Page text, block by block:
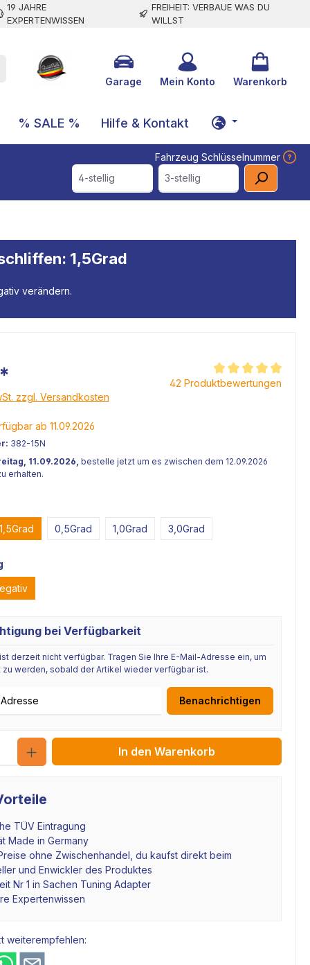
19 JAHRE
EXPERTENWISSEN
FREIHEIT: VERBAUE WAS DU
WILLST
Garage Mein Konto Warenkorb
% SALE % Hilfe & Kontakt
Fahrzeug Schlüsselnummer
4-stellig
3-stellig
1,5Grad
verändern.
zzgl. Versandkosten
Durchschnittliche
42 Produktbewertungen
ab 11.09.2026
382-15N
11.09.2026, bestelle jetzt um es zwischen dem 12.09.2026
erhalten.
0,5Grad 1,0Grad 3,0Grad
bei Verfügbarkeit
derzeit nicht verfügbar. Tragen Sie Ihre E-Mail-Adresse ein, um
werden, sobald der Artikel wieder verfügbar ist.
Benachrichtigen
Anzahl
In den Warenkorb
TÜV Eintragung
Made in Germany
ohne Zwischenhandel, du kaufst direkt beim
und Enwickler des Produktes
Nr 1 in Sachen Tuning Adapter
Expertenwissen
weiterempfehlen: